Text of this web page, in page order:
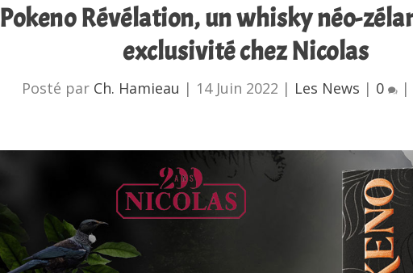
Pokeno Révélation, un whisky néo-
exclusivité chez Nicolas
Posté par Ch. Hamieau | 14 Juin 2022 | Les News | 0 |